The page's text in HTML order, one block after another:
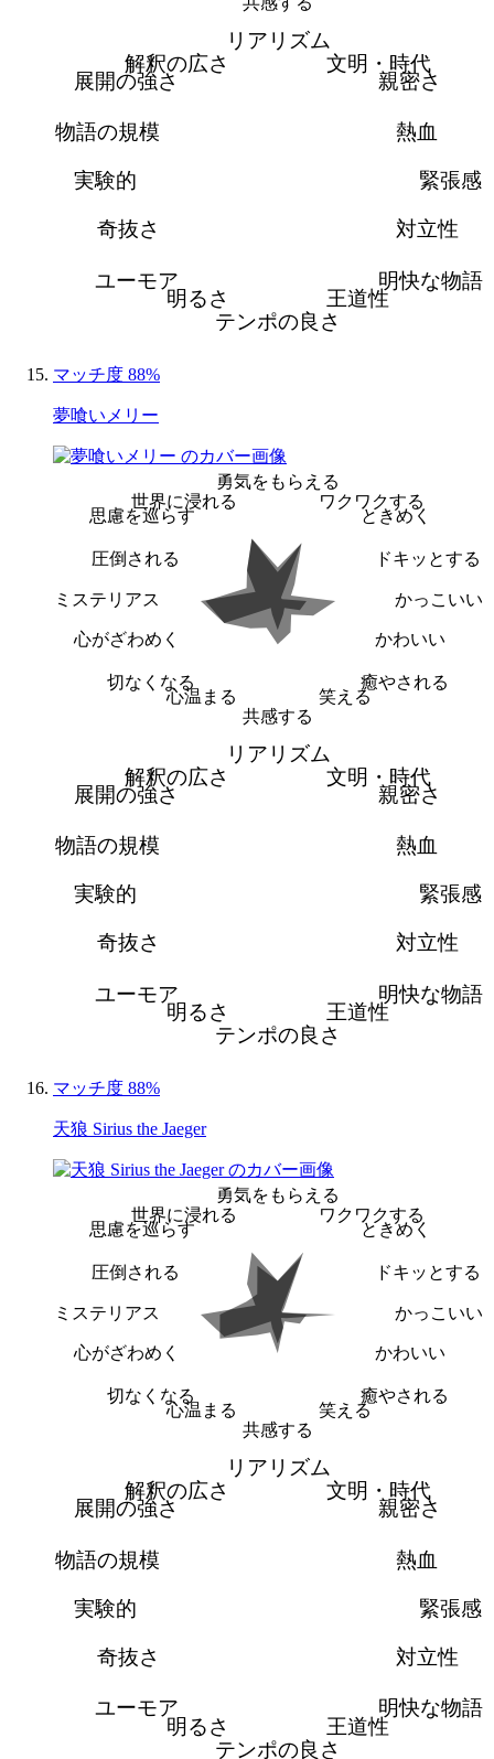
リアリズム
文明・時代
親密さ
熱血
緊張感
対立性
明快な物語
王道性
テンポの良さ
明るさ
ユーモア
奇抜さ
実験的
物語の規模
展開の強さ
解釈の広さ
マッチ度 88%
夢喰いメリー
勇気をもらえる
ワクワクする
ときめく
ドキッとする
かっこいい
かわいい
癒やされる
笑える
共感する
心温まる
切なくなる
心がざわめく
ミステリアス
圧倒される
思慮を巡らす
世界に浸れる
リアリズム
文明・時代
親密さ
熱血
緊張感
対立性
明快な物語
王道性
テンポの良さ
明るさ
ユーモア
奇抜さ
実験的
物語の規模
展開の強さ
解釈の広さ
マッチ度 88%
天狼 Sirius the Jaeger
勇気をもらえる
ワクワクする
ときめく
ドキッとする
かっこいい
かわいい
癒やされる
笑える
共感する
心温まる
切なくなる
心がざわめく
ミステリアス
圧倒される
思慮を巡らす
世界に浸れる
リアリズム
文明・時代
親密さ
熱血
緊張感
対立性
明快な物語
王道性
テンポの良さ
明るさ
ユーモア
奇抜さ
実験的
物語の規模
展開の強さ
解釈の広さ